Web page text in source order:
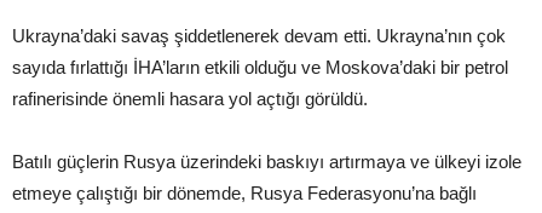
Ukrayna’daki savaş şiddetlenerek devam etti. Ukrayna’nın çok
sayıda fırlattığı İHA’ların etkili olduğu ve Moskova’daki bir petrol
rafinerisinde önemli hasara yol açtığı görüldü.
Batılı güçlerin Rusya üzerindeki baskıyı artırmaya ve ülkeyi izole
etmeye çalıştığı bir dönemde, Rusya Federasyonu’na bağlı